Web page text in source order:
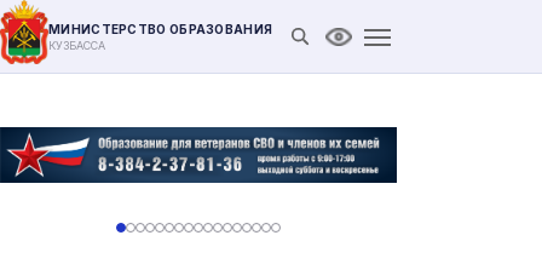
МИНИСТЕРСТВО ОБРАЗОВАНИЯ
КУЗБАССА Открыть поиск
Версия для